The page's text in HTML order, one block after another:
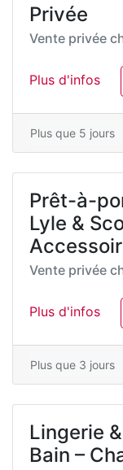
Privée
Vente privée
Plus d'infos
Plus que 5 jours
Prêt-à-
Lyle &
Vente privée
Plus d'infos
Plus que 3 jours
Lingerie
Bain –